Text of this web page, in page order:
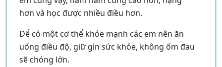
hơn và học được nhiều điều hơn.
Để có một cơ thể khỏe mạnh các em nên ăn
uống điều độ, giữ gìn sức khỏe, không ốm đau
sẽ chóng lớn.